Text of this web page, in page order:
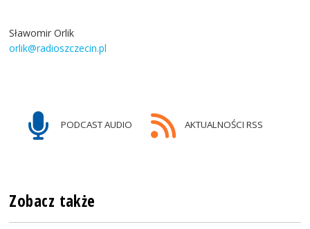
Sławomir Orlik
orlik@radioszczecin.pl
PODCAST AUDIO AKTUALNOŚCI RSS
Zobacz także